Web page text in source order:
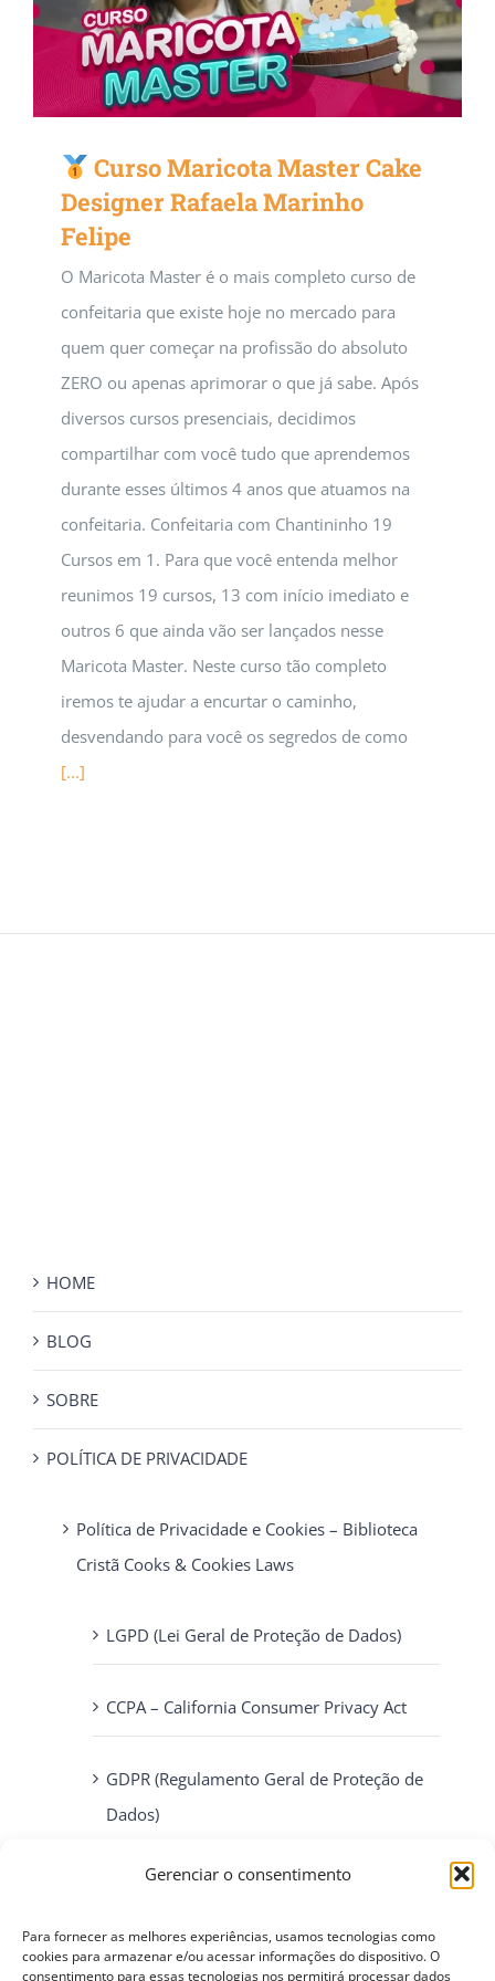
Gerenciar o consentimento
Para fornecer as melhores experiências, usamos tecnologias como
cookies para armazenar e/ou acessar informações do dispositivo. O
consentimento para essas tecnologias nos permitirá processar dados
Curso Maricota Master Cake
Designer Rafaela Marinho
Felipe
O Maricota Master é o mais completo curso de
confeitaria que existe hoje no mercado para
quem quer começar na profissão do absoluto
ZERO ou apenas aprimorar o que já sabe. Após
diversos cursos presenciais, decidimos
compartilhar com você tudo que aprendemos
durante esses últimos 4 anos que atuamos na
confeitaria. Confeitaria com Chantininho 19
Cursos em 1. Para que você entenda melhor
reunimos 19 cursos, 13 com início imediato e
outros 6 que ainda vão ser lançados nesse
Maricota Master. Neste curso tão completo
iremos te ajudar a encurtar o caminho,
desvendando para você os segredos de como
[...]
HOME
BLOG
SOBRE
POLÍTICA DE PRIVACIDADE
Política de Privacidade e Cookies – Biblioteca
Cristã Cooks & Cookies Laws
LGPD (Lei Geral de Proteção de Dados)
CCPA – California Consumer Privacy Act
GDPR (Regulamento Geral de Proteção de
Dados)
ePrivacy Directive (Diretiva ePrivacidade)
PIPEDA (Personal Information Protection